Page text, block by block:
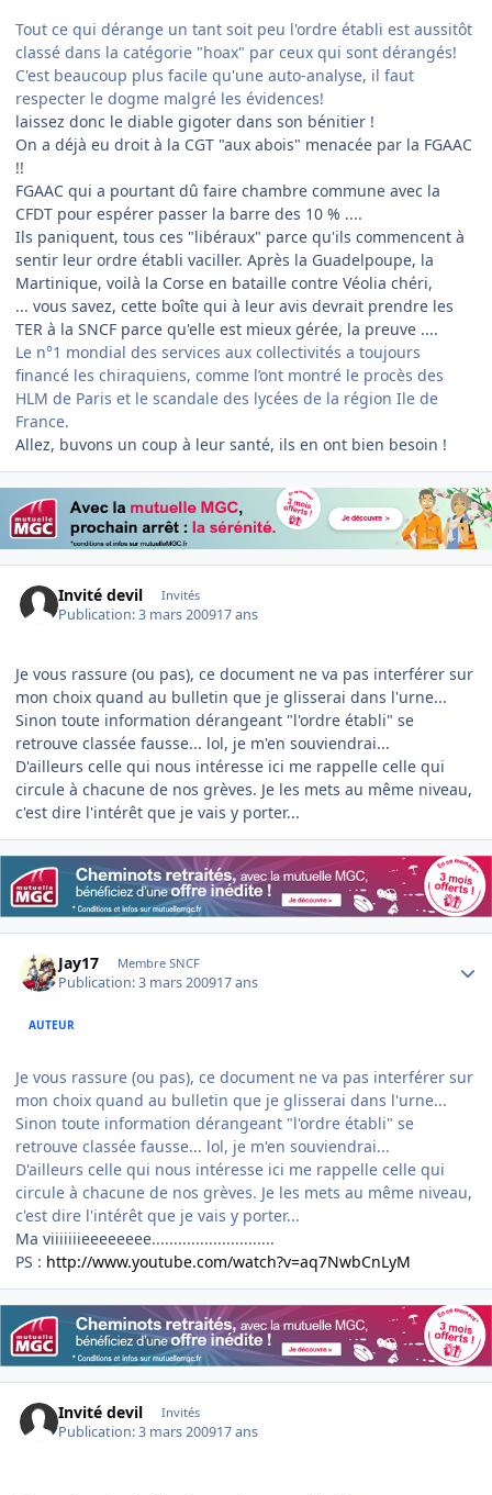
Tout ce qui dérange un tant soit peu l'ordre établi est aussitôt
classé dans la catégorie "hoax" par ceux qui sont dérangés!
C'est beaucoup plus facile qu'une auto-analyse, il faut
respecter le dogme malgré les évidences!
laissez donc le diable gigoter dans son bénitier !
On a déjà eu droit à la CGT "aux abois" menacée par la FGAAC
!!
FGAAC qui a pourtant dû faire chambre commune avec la
CFDT pour espérer passer la barre des 10 % ....
Ils paniquent, tous ces "libéraux" parce qu'ils commencent à
sentir leur ordre établi vaciller. Après la Guadelpoupe, la
Martinique, voilà la Corse en bataille contre Véolia chéri,
... vous savez, cette boîte qui à leur avis devrait prendre les
TER à la SNCF parce qu'elle est mieux gérée, la preuve ....
Le n°1 mondial des services aux collectivités a toujours
financé les chiraquiens, comme l’ont montré le procès des
HLM de Paris et le scandale des lycées de la région Ile de
France.
Allez, buvons un coup à leur santé, ils en ont bien besoin !
Invité devil Invités
Publication:3 mars 200917 ans
Je vous rassure (ou pas), ce document ne va pas interférer sur
mon choix quand au bulletin que je glisserai dans l'urne...
Sinon toute information dérangeant "l'ordre établi" se
retrouve classée fausse... lol, je m'en souviendrai...
D'ailleurs celle qui nous intéresse ici me rappelle celle qui
circule à chacune de nos grèves. Je les mets au même niveau,
c'est dire l'intérêt que je vais y porter...
Jay17 Membre SNCF
Publication:3 mars 200917 ans
AUTEUR
Je vous rassure (ou pas), ce document ne va pas interférer sur
mon choix quand au bulletin que je glisserai dans l'urne...
Sinon toute information dérangeant "l'ordre établi" se
retrouve classée fausse... lol, je m'en souviendrai...
D'ailleurs celle qui nous intéresse ici me rappelle celle qui
circule à chacune de nos grèves. Je les mets au même niveau,
c'est dire l'intérêt que je vais y porter...
Ma viiiiiiieeeeeeee............................
PS : http://www.youtube.com/watch?v=aq7NwbCnLyM
Invité devil Invités
Publication:3 mars 200917 ans